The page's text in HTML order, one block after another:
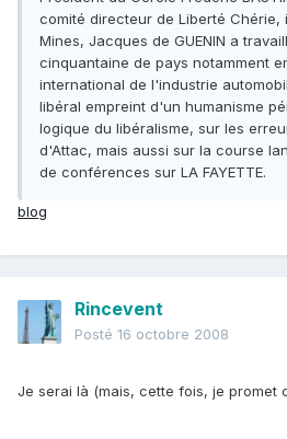
comité directeur de Liberté Chérie,
Mines, Jacques de GUENIN a
cinquantaine de pays notamment
international de l'industrie
libéral empreint d'un humanisme
logique du libéralisme, sur les
d'Attac, mais aussi sur la course
de conférences sur LA FAYETTE.
blog
Rincevent
Posté 16 octobre 2008
Je serai là (mais, cette fois, je promet